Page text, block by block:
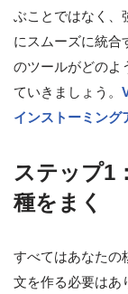
ぶことではなく、
にスムーズに統合
のツールがどのよ
ていきましょう。
インストーミング
ステップ1
種をまく
すべてはあなたの
文を作る必要はあ